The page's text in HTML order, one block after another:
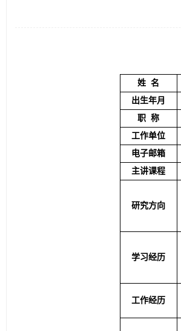
姓  名
出生年月
职  称
工作单位
电子邮箱
主讲课程
研究方向
学习经历
工作经历